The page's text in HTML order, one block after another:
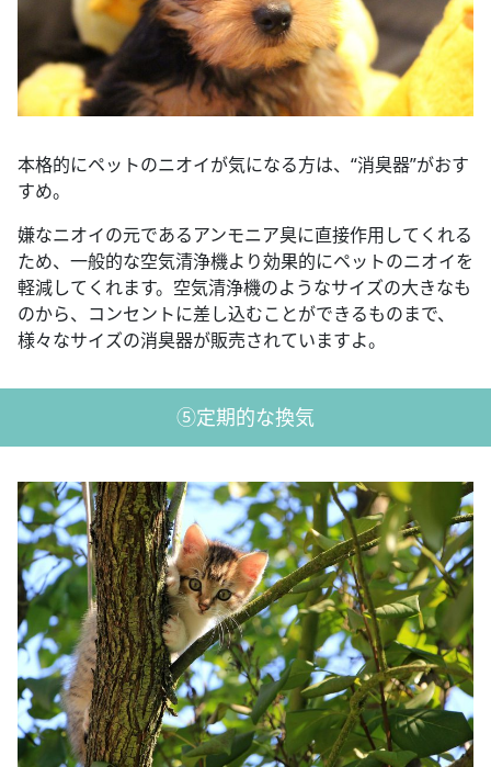
本格的にペットのニオイが気になる方は、“消臭器”がおす
すめ。
嫌なニオイの元であるアンモニア臭に直接作用してくれる
ため、一般的な空気清浄機より効果的にペットのニオイを
軽減してくれます。空気清浄機のようなサイズの大きなも
のから、コンセントに差し込むことができるものまで、
様々なサイズの消臭器が販売されていますよ。
⑤定期的な換気